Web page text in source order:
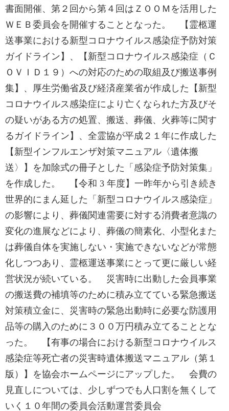
書面開催、第２回から第４回はＺＯＯＭを活用した
ＷＥＢ委員会を開催することとなった。 【霊柩運
送事業における新型コロナウイルス感染症予防対策
ガイドライン】、【新型コロナウイルス感染症（Ｃ
ＯＶＩＤ１９）への対応のための取組及び搬送事例
集】、厚生労働省及び経済産業省が作成した【新型
コロナウイルス感染症により亡くなられた方及びそ
の疑いがある方の処置、搬送、葬儀、火葬等に関す
るガイドライン】、全霊協が平成２１年に作成した
【新型インフルエンザ対策マニュアル〈遺体搬
送〉】を加除式の冊子とした「感染症予防対策集」
を作成した。 【令和 3 年度】一昨年から引き続き
世界的にまん延した「新型コロナウイルス感染症」
の影響により、葬儀関連需要に対する消費者意識の
変化の進展などにより、葬儀の簡素化、小型化また
は葬儀自体を実施しない・実施できないなどが常態
化しつつあり、霊柩運送事業にとって更に厳しい経
営状況が続いている。 災害時に出動した会員事業
の搬送費の補填等のために積み立てている緊急搬送
対策積立金に、災害時の緊急出動時に必要な防護用
品等の購入のために３００万円積み立てることとな
った。 【有事の場合における新型コロナウイルス
感染症等死亡者の災害時遺体搬送マニュアル（第１
版）】を協会ホームページにアップした。 会費の
見直しについては、少しずつでも人口割を無くして
いく１０年間の委員会活動運営委員会